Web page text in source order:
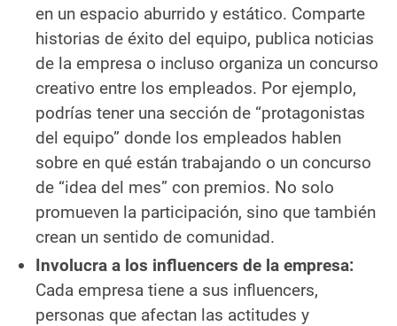
en un espacio aburrido y estático. Comparte
historias de éxito del equipo, publica noticias
de la empresa o incluso organiza un concurso
creativo entre los empleados. Por ejemplo,
podrías tener una sección de “protagonistas
del equipo” donde los empleados hablen
sobre en qué están trabajando o un concurso
de “idea del mes” con premios. No solo
promueven la participación, sino que también
crean un sentido de comunidad.
Involucra a los influencers de la empresa:
Cada empresa tiene a sus influencers,
personas que afectan las actitudes y